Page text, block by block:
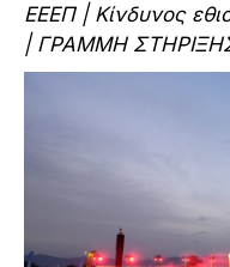
ΕΕΕΠ | Κίνδυνος
| ΓΡΑΜΜΗ ΣΤΗΡΙΞΗΣ